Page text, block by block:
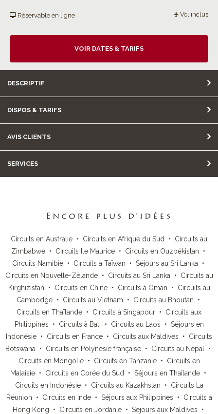
Réservable en ligne Vol inclus
VOIR DATES & TARIFS
DESCRIPTIF
DISPOS & TARIFS
AVIS CLIENTS
SERVICES
Encore plus d’idées
Circuits en Australie • Circuits en Afrique du Sud • Circuits au
Zimbabwe• Circuits Île Maurice• Circuits en Ouzbékistan •
Circuits Namibie• Circuits à Taïwan • Séjours au Sri Lanka •
Circuits en Nouvelle-Zélande• Circuits au Sri Lanka • Circuits au
Kirghizistan • Circuits en Chine• Circuits à Oman • Circuits au
Cambodge• Circuits au Vietnam • Circuits au Bhoutan •
Circuits en Thaïlande • Circuits à Singapour • Circuits aux
Philippines • Circuits à Bali • Circuits au Laos • Séjours en
Indonésie • Circuits en France • Circuits aux Maldives • Circuits
Botswana • Circuits en Polynésie française • Circuits au Népal
•
Circuits en Mongolie• Circuits en Tanzanie• Circuits en
Malaisie• Circuits en Corée du Sud • Séjours en Thaïlande•
Circuits en Indonésie• Circuits au Kazakhstan • Circuits La
Réunion • Circuits en Inde• Séjours aux Philippines • Circuits à
Hong Kong • Circuits en Jordanie• Séjours aux Maldives •